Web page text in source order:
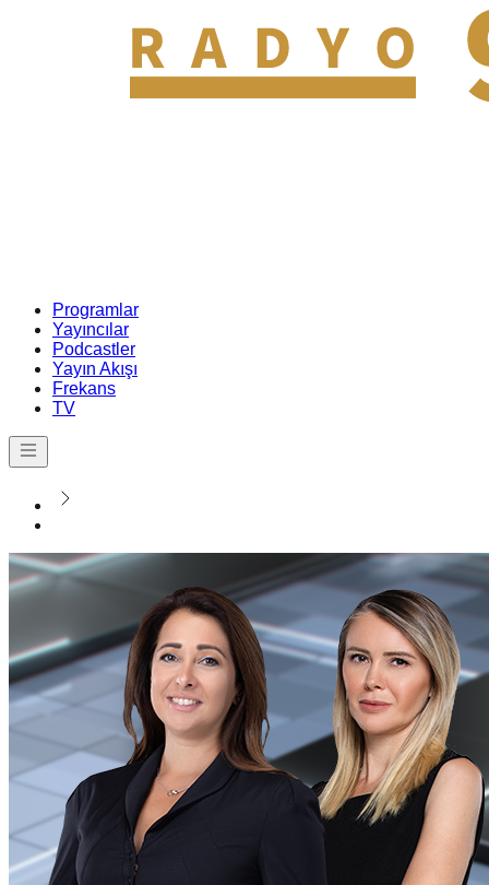
Programlar
Yayıncılar
Podcastler
Yayın Akışı
Frekans
TV